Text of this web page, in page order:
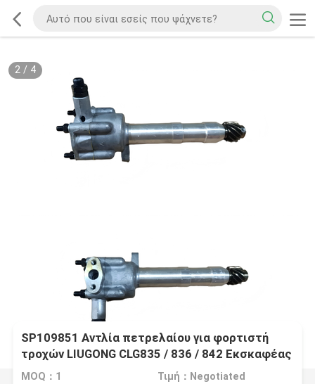
2/ 4
SP109851 Αντλία πετρελαίου για φορτιστή
τροχών LIUGONG CLG835 / 836 / 842 Εκσκαφέας
CLG920C / D / 922D / 925D
MOQ：1 Τιμή：Negotiated